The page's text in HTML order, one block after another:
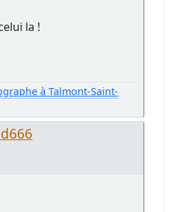
la !
à Talmont-Saint-